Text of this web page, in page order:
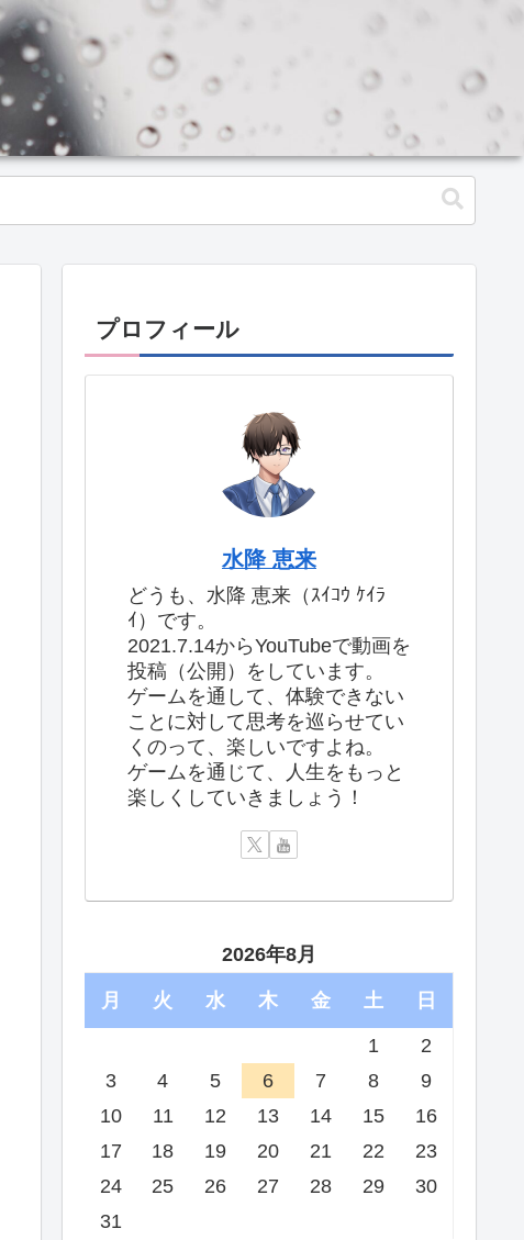
プロフィール
水降 恵来
どうも、水降 恵来（ｽｲｺｳ ｹｲﾗ
ｲ）です。
2021.7.14からYouTubeで動画を
投稿（公開）をしています。
ゲームを通して、体験できない
ことに対して思考を巡らせてい
くのって、楽しいですよね。
ゲームを通じて、人生をもっと
楽しくしていきましょう！
2026年8月
月 火 水 木 金 土 日
1
2
3
4 5 6 7 8
9
10
11 12 13 14 15
16
17
18 19 20 21 22
23
24
25 26 27 28 29
30
31